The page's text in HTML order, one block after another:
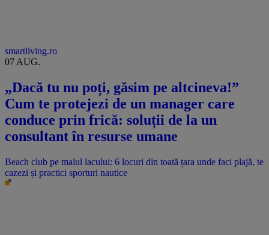
smartliving.ro
07 AUG.
„Dacă tu nu poți, găsim pe altcineva!”
Cum te protejezi de un manager care
conduce prin frică: soluții de la un
consultant în resurse umane
Beach club pe malul lacului: 6 locuri din toată țara unde faci plajă, te
cazezi și practici sporturi nautice